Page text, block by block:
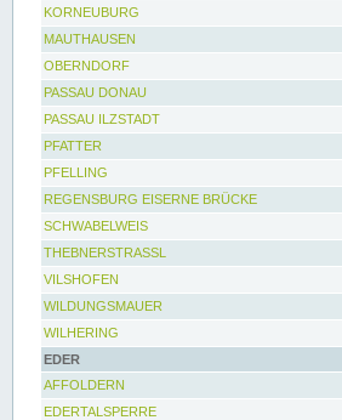
KORNEUBURG
MAUTHAUSEN
OBERNDORF
PASSAU DONAU
PASSAU ILZSTADT
PFATTER
PFELLING
REGENSBURG EISERNE BRÜCKE
SCHWABELWEIS
THEBNERSTRASSL
VILSHOFEN
WILDUNGSMAUER
WILHERING
EDER
AFFOLDERN
EDERTALSPERRE